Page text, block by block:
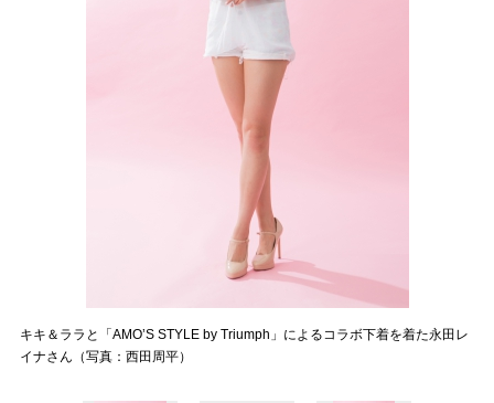
キキ＆ララと「AMO’S STYLE by Triumph」によるコラボ下着を着た永田レ
イナさん（写真：西田周平）